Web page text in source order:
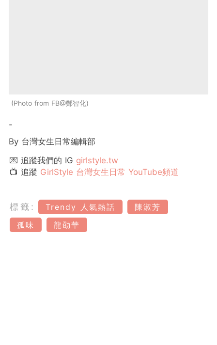
Photo from FB@鄭智化
-
By 台灣女生日常編輯部
💌 追蹤我們的 IG girlstyle.tw
📺 追蹤 GirlStyle 台灣女生日常 YouTube頻道
標籤: Trendy 人氣熱話
陳淑芳
孤味
龍劭華